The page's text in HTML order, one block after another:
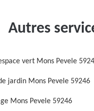
Autres
vert Mons Pevele
jardin Mons Pevele 59246
Mons Pevele 59246